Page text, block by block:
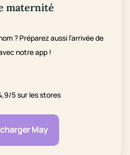
maternité
? Préparez aussi l’arrivée de
notre app !
5 sur les stores
May